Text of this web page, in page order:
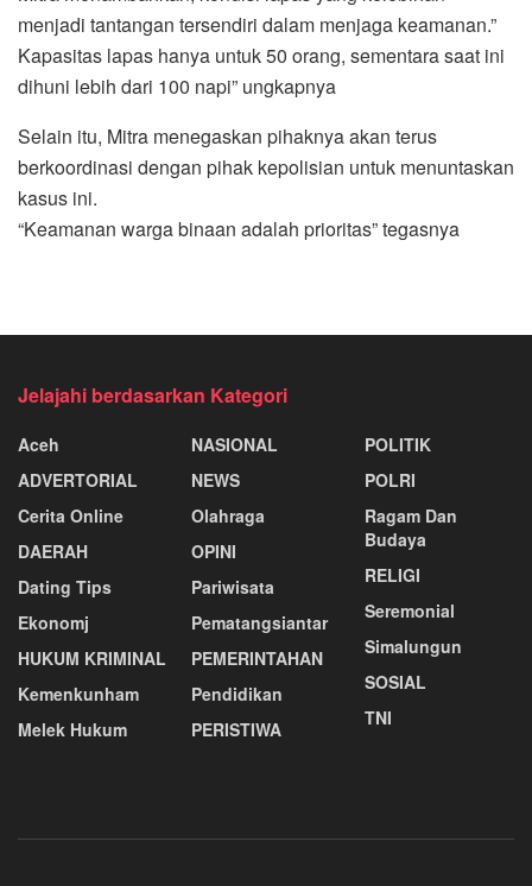
menjadi tantangan tersendiri dalam menjaga keamanan.”
Kapasitas lapas hanya untuk 50 orang, sementara saat ini
dihuni lebih dari 100 napi” ungkapnya
Selain itu, Mitra menegaskan pihaknya akan terus
berkoordinasi dengan pihak kepolisian untuk menuntaskan
kasus ini.
“Keamanan warga binaan adalah prioritas” tegasnya
Jelajahi berdasarkan Kategori
Aceh
ADVERTORIAL
Cerita Online
DAERAH
Dating Tips
Ekonomj
HUKUM KRIMINAL
Kemenkunham
Melek Hukum
NASIONAL
NEWS
Olahraga
OPINI
Pariwisata
Pematangsiantar
PEMERINTAHAN
Pendidikan
PERISTIWA
POLITIK
POLRI
Ragam Dan
Budaya
RELIGI
Seremonial
Simalungun
SOSIAL
TNI